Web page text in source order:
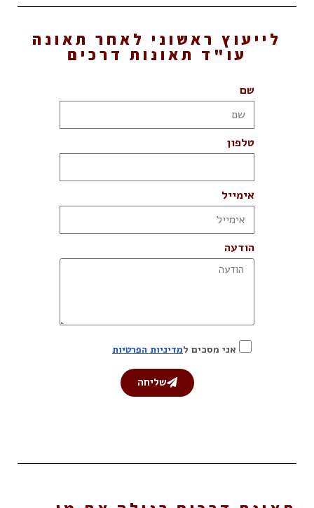
לייעוץ ראשוני לאחר תאונה
עו"ד תאונות דרכים
שם
טלפון
אימייל
הודעה
אני מסכים למדיניות הפרטיות
שליחה